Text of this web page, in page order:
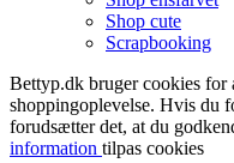
Shop cute
Scrapbooking
Bettyp.dk bruger cookies for
shoppingoplevelse. Hvis du
forudsætter det, at du
information tilpas cookies